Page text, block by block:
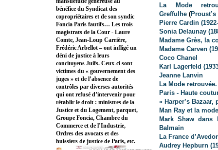
La Mode
Greffulhe (
Pierre Cardin
Sonia Delaunay
Madame Grès, la
Madame Carven
Coco Chanel
Karl Lagerfeld
Jeanne Lanvin
La Mode
Paris - Haute
« Harper’s
Man Ray et la mode
Mark Shaw dans
Balmain
La France
Audrey Hepburn
bénéfice du Syndicat des
copropriétaires et de son syndic
Foncia Paris fautifs… Les trois
magistrats de la Cour - Laure
Comte, Jean-Loup Carrière,
Frédéric Arbellot – ont infligé un
déni de justice à leurs
concitoyens Juifs. Ceux-ci sont
victimes du « gouvernement des
juges » et de l’absence de
contrôles par diverses autorités
qui ont refusé d’intervenir pour
rétablir le droit : ministres de la
Justice et du Logement, parquet,
Groupe Foncia, Chambre du
Commerce et de l’Industrie,
Ordres des avocats et des
huissiers de justice de Paris, etc.